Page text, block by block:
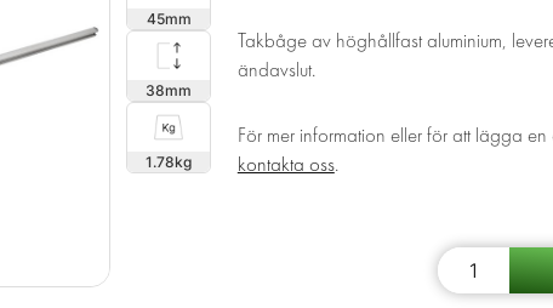
45
38
1.78
Takbåge av höghållfast aluminium,
ändavslut.
För mer information eller för att lägga
kontakta oss.